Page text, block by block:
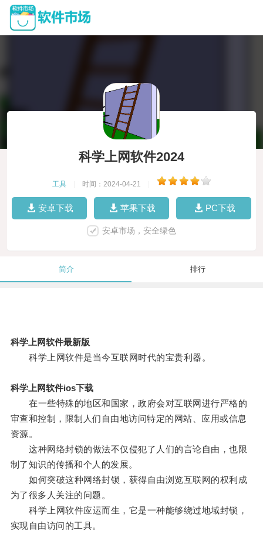
科学上网软件2024
工具 时间：2024-04-21
安卓下载 苹果下载 PC下载
安卓市场，安全绿色
简介 排行
科学上网软件最新版
科学上网软件是当今互联网时代的宝贵利器。
科学上网软件ios下载
在一些特殊的地区和国家，政府会对互联网进行严格的
审查和控制，限制人们自由地访问特定的网站、应用或信息
资源。
这种网络封锁的做法不仅侵犯了人们的言论自由，也限
制了知识的传播和个人的发展。
如何突破这种网络封锁，获得自由浏览互联网的权利成
为了很多人关注的问题。
科学上网软件应运而生，它是一种能够绕过地域封锁，
实现自由访问的工具。